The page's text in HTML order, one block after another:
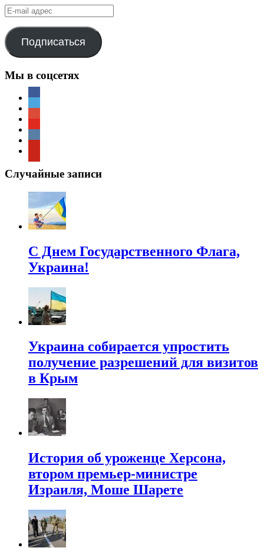
E-
mail
адрес
Подписаться
Мы в соцсетях
Случайные записи
С Днем Государственного Флага,
Украина!
Украина собирается упростить
получение разрешений для визитов
в Крым
История об уроженце Херсона,
втором премьер-министре
Израиля, Моше Шарете